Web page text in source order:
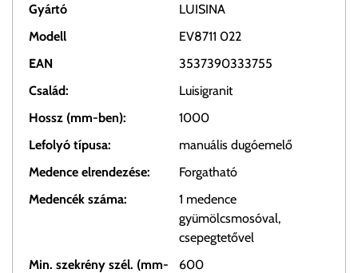
Gyártó
LUISINA
Modell
EV8711 022
EAN
3537390333755
Család:
Luisigranit
Hossz (mm-ben):
1000
Lefolyó típusa:
manuális dugóemelő
Medence elrendezése:
Forgatható
Medencék száma:
1 medence
gyümölcsmosóval,
csepegtetővel
Min. szekrény szél. (mm-
600